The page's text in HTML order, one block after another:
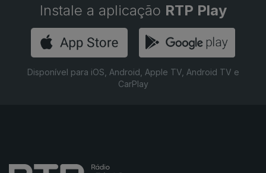
Instale a aplicação RTP Play
Disponível para iOS, Android, Apple TV, Android TV e
CarPlay